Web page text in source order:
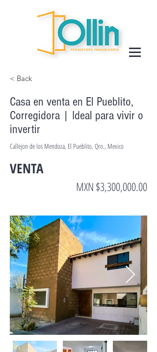
< Back
Casa en venta en El Pueblito,
Corregidora | Ideal para vivir o
invertir
Callejon de los Mendoza, El Pueblito, Qro., Mexico
VENTA
MXN $3,300,000.00